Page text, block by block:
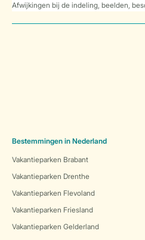
Afwijkingen bij de indeling, beelden,
Bestemmingen in Nederland
Vakantieparken Brabant
Vakantieparken Drenthe
Vakantieparken Flevoland
Vakantieparken Friesland
Vakantieparken Gelderland